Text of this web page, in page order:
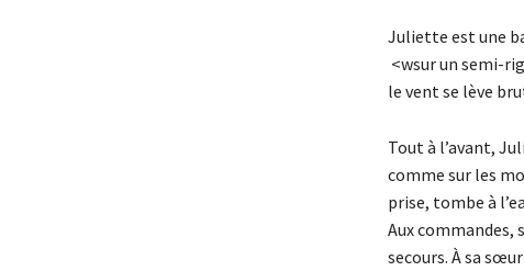
Juliette est une
<wsur un semi-
le vent se lève
Tout à l’avant,
comme sur les
prise, tombe à
Aux
secours. À sa